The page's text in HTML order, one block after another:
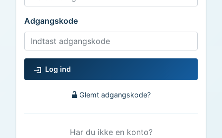
Adgangskode
Log ind
Glemt adgangskode?
Har du ikke en konto?